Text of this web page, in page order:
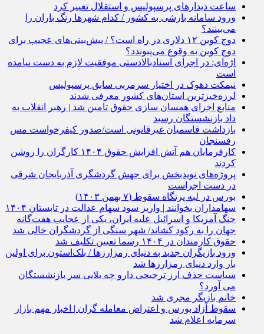
ساعت دیدارهای پرسپولیس و استقلال تغییر کرد
ورود سامانه بارشی به کشور / کدام شهرها رنگ باران را
می‌بینند؟
دوج کوین ۱۲ دلاری در راه است؟ / پیش‌بینی‌های عجیب برای
دوج کوین به وقوع می‌پیوندد؟
اژه‌ای: در اجرای اسنادبالادستی موفقیت لازم به دست نیامده
است
نیمکت دهوک در اختیار سرمربی سابق پرسپولیس
لرزه‌خیزترین استان‌های کشور معرفی شدند
منابع اجرای همسان سازی حقوق تامین شد | رهبر انقلاب به
داد بازنشستگان رسید
بازداشت قاسمیان غیرقانونی است/صدور کیفرخواست مس
رفسنجان
کارفرمایان هم آتش افزایش حقوق ۱۴۰۴ کارگران را روشن
کردند
پروژه‌های نویدبخش برای جهش گردشگری آذربایجان شرقی
در دست اجراست
بورس در لبه پرتگاه سقوط (۷ بهمن ۱۴۰۳)
سهامداران بخوانند | واریز سود سهام عدالت در تابستان ۱۴۰۴
جنگ آمریکا و اسرائیل علیه ایران، یکی از عجایب هفت‌گانه
جهان را به رکود کشاند/ شهر سنگی از گردشگران خالی شد
حقوق کارمندان در ۱۴۰۴ رسما تعیین تکلیف شد
ورود بازیگران جدید به دنیای رمزارزها / بلک‌استون برای اولین
بار وارد دنیای رمزارزها شد
سیاست حذف ارز ترجیحی دارو چه بلایی سر بازنشستگان
می آورد؟
خانم بازیگر مجری شد
سقوط آزاد بورس و اعتراض معامله گران | اخبار مهم بازار
سرمایه اعلام شد